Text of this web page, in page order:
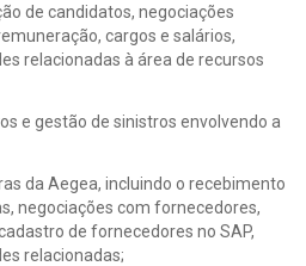
de candidatos, negociações
cargos e salários,
relacionadas à área de recursos
e gestão de sinistros envolvendo a
da Aegea, incluindo o recebimento
negociações com fornecedores,
de fornecedores no SAP,
relacionadas;